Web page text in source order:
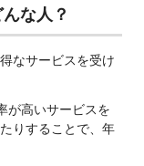
な人？
なサービスを受け
が高いサービスを
りすることで、年